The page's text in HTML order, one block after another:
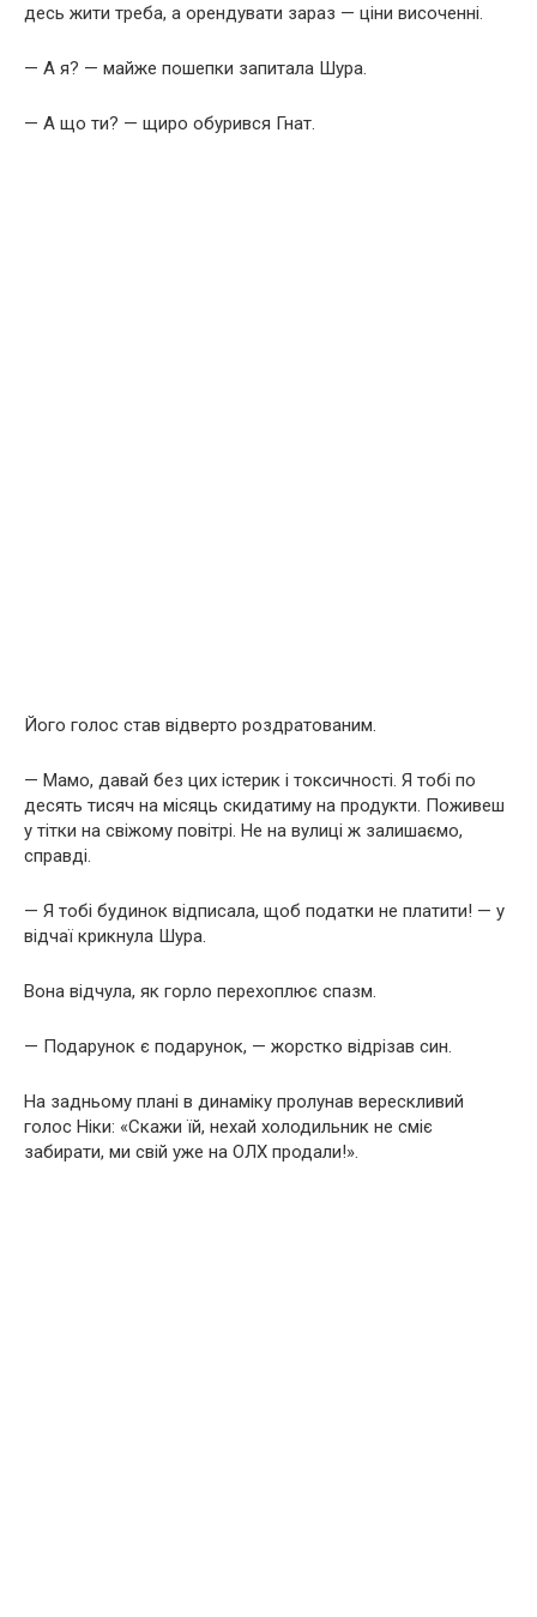
десь жити треба, а орендувати зараз — ціни височенні.
— А я? — майже пошепки запитала Шура.
— А що ти? — щиро обурився Гнат.
Його голос став відверто роздратованим.
— Мамо, давай без цих істерик і токсичності. Я тобі по
десять тисяч на місяць скидатиму на продукти. Поживеш
у тітки на свіжому повітрі. Не на вулиці ж залишаємо,
справді.
— Я тобі будинок відписала, щоб податки не платити! — у
відчаї крикнула Шура.
Вона відчула, як горло перехоплює спазм.
— Подарунок є подарунок, — жорстко відрізав син.
На задньому плані в динаміку пролунав верескливий
голос Ніки: «Скажи їй, нехай холодильник не сміє
забирати, ми свій уже на ОЛХ продали!».